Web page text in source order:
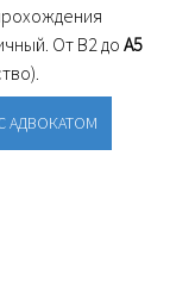
От В2 до А5
АДВОКАТОМ